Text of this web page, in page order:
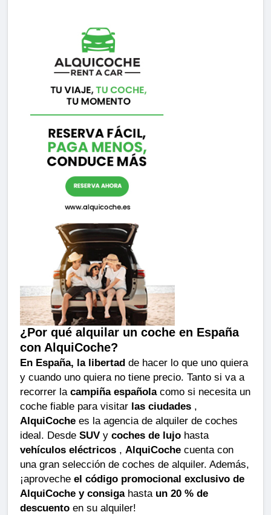
¿Por qué alquilar un coche en España
con AlquiCoche?
En España, la libertad de hacer lo que uno quiera
y cuando uno quiera no tiene precio. Tanto si va a
recorrer la campiña españolacomo si necesita un
coche fiable para visitar las ciudades ,
AlquiCoche es la agencia de alquiler de coches
ideal. Desde SUV y coches de lujo hasta
vehículos eléctricos , AlquiCoche cuenta con
una gran selección de coches de alquiler. Además,
¡aproveche el código promocional exclusivo de
AlquiCoche y consigahasta un 20 % de
descuento en su alquiler!